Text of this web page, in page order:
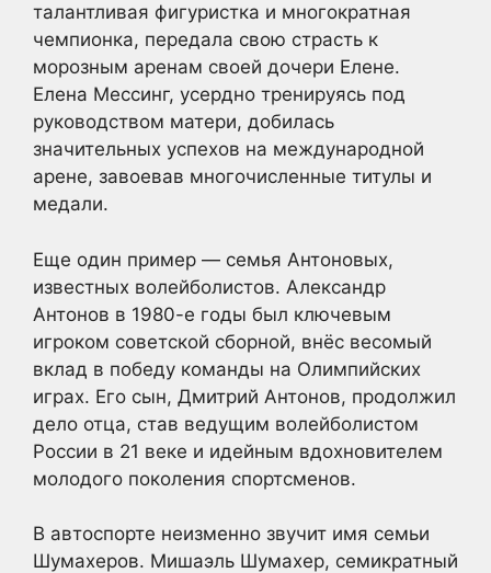
талантливая фигуристка и многократная
чемпионка, передала свою страсть к
морозным аренам своей дочери Елене.
Елена Мессинг, усердно тренируясь под
руководством матери, добилась
значительных успехов на международной
арене, завоевав многочисленные титулы и
медали.
Еще один пример — семья Антоновых,
известных волейболистов. Александр
Антонов в 1980-е годы был ключевым
игроком советской сборной, внёс весомый
вклад в победу команды на Олимпийских
играх. Его сын, Дмитрий Антонов, продолжил
дело отца, став ведущим волейболистом
России в 21 веке и идейным вдохновителем
молодого поколения спортсменов.
В автоспорте неизменно звучит имя семьи
Шумахеров. Мишаэль Шумахер, семикратный